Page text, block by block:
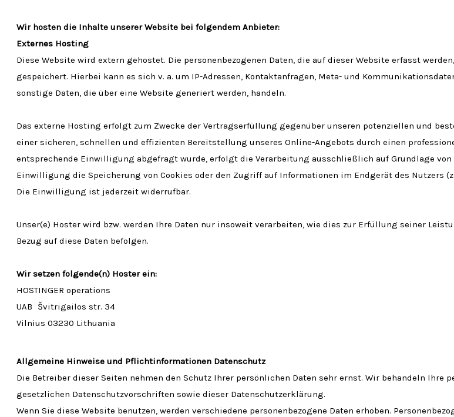
Wir hosten die Inhalte unserer Website bei folgendem Anbieter:
Externes Hosting
Diese Website wird extern gehostet. Die personenbezogenen Daten, die auf dieser Website erfasst
gespeichert. Hierbei kann es sich v. a. um IP-Adressen, Kontaktanfragen, Meta- und
sonstige Daten, die über eine Website generiert werden, handeln.
Das externe Hosting erfolgt zum Zwecke der Vertragserfüllung gegenüber unseren potenziellen und
einer sicheren, schnellen und effizienten Bereitstellung unseres Online-Angebots durch einen
entsprechende Einwilligung abgefragt wurde, erfolgt die Verarbeitung ausschließlich auf Grundlage von
Einwilligung die Speicherung von Cookies oder den Zugriff auf Informationen im Endgerät des Nutzers
Die Einwilligung ist jederzeit widerrufbar.
Unser(e) Hoster wird bzw. werden Ihre Daten nur insoweit verarbeiten, wie dies zur Erfüllung seiner
Bezug auf diese Daten befolgen.
Wir setzen folgende(n) Hoster ein:
HOSTINGER operations
UAB Švitrigailos str. 34
Vilnius 03230 Lithuania
Allgemeine Hinweise und Pflichtinformationen Datenschutz
Die Betreiber dieser Seiten nehmen den Schutz Ihrer persönlichen Daten sehr ernst. Wir behandeln Ihre
gesetzlichen Datenschutzvorschriften sowie dieser Datenschutzerklärung.
Wenn Sie diese Website benutzen, werden verschiedene personenbezogene Daten erhoben.